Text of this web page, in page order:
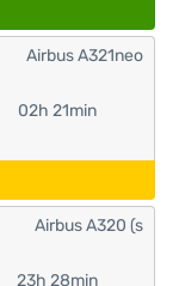
02h 21min
Airbus A321neo
23h 28min
Airbus A320 (s